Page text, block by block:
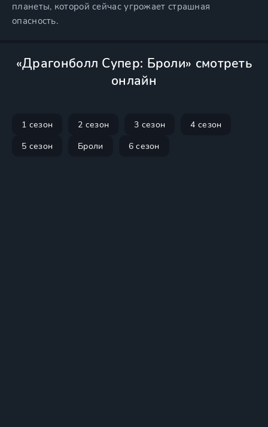
планеты, которой сейчас угрожает страшная
опасность.
«Драгонболл Супер: Броли» смотреть
онлайн
1 сезон 2 сезон 3 сезон
4 сезон
5 сезон
Броли 6 сезон